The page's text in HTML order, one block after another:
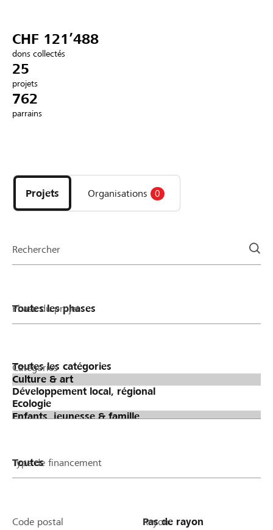
Se connecter
DE FR IT
CHF 121’488
dons collectés
25
projets
762
parrains
les
projets
et
la
Projets Organisations 0
Rechercher
Phase du projet
Catégories
Type de financement
Code postal Rayon